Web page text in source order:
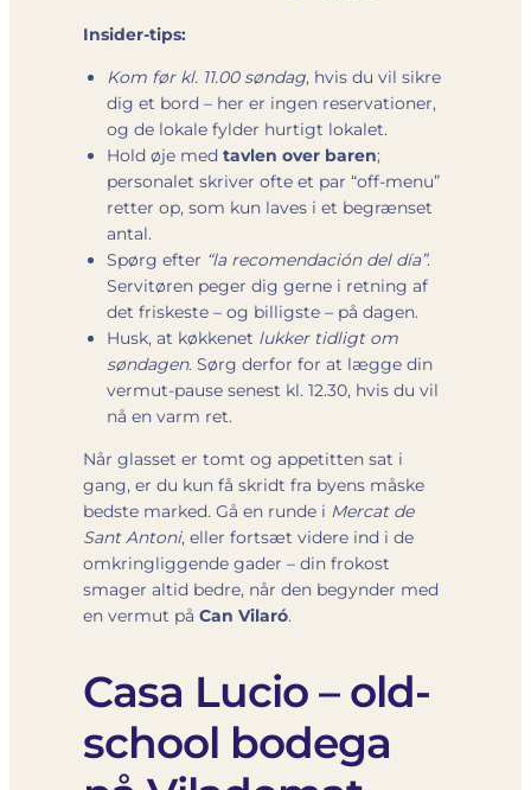
Insider-tips:
Kom før kl. 11.00 søndag, hvis du vil sikre
dig et bord – her er ingen reservationer,
og de lokale fylder hurtigt lokalet.
Hold øje med tavlen over baren;
personalet skriver ofte et par “off-menu”
retter op, som kun laves i et begrænset
antal.
Spørg efter “la recomendación del día”.
Servitøren peger dig gerne i retning af
det friskeste – og billigste – på dagen.
Husk, at køkkenet lukker tidligt om
søndagen. Sørg derfor for at lægge din
vermut-pause senest kl. 12.30, hvis du vil
nå en varm ret.
Når glasset er tomt og appetitten sat i
gang, er du kun få skridt fra byens måske
bedste marked. Gå en runde i Mercat de
Sant Antoni, eller fortsæt videre ind i de
omkringliggende gader – din frokost
smager altid bedre, når den begynder med
en vermut på Can Vilaró.
Casa Lucio – old-
school bodega